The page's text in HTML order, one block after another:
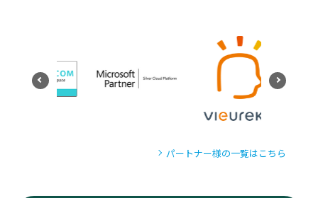
パートナー様の一覧はこちら